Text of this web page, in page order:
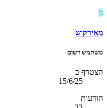
מ
מאירקוש
משתמש רשום
הצטרף ב
15/6/25
הודעות